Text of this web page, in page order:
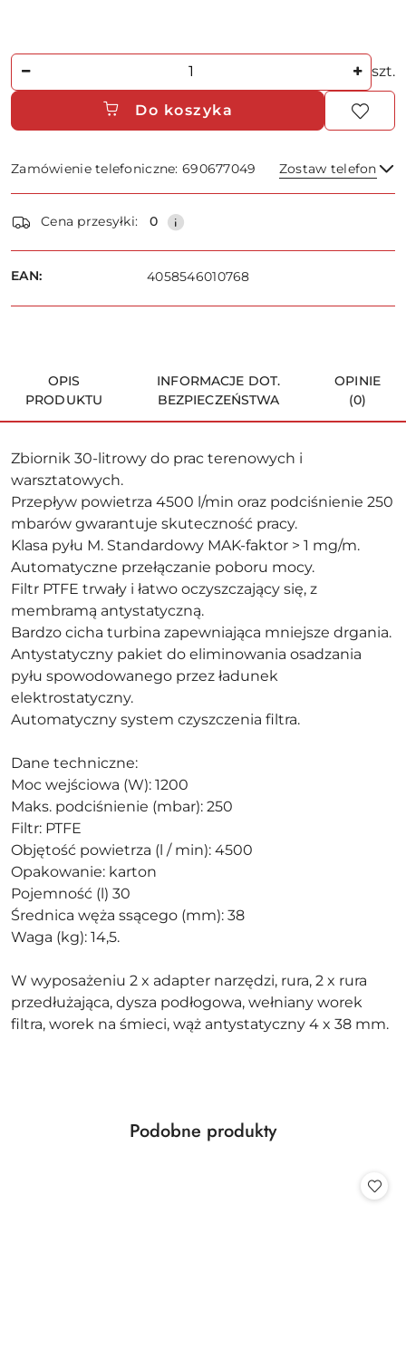
Ilość szt.
Do koszyka
Zamówienie telefoniczne: 690677049 Zostaw telefon
Wyślij
i
dostawa
Cena przesyłki: 0
EAN: 4058546010768
OPIS
PRODUKTU
INFORMACJE DOT.
BEZPIECZEŃSTWA
OPINIE
(0)
Zbiornik 30-litrowy do prac terenowych i
warsztatowych.
Przepływ powietrza 4500 l/min oraz podciśnienie 250
mbarów gwarantuje skuteczność pracy.
Klasa pyłu M. Standardowy MAK-faktor > 1 mg/m.
Automatyczne przełączanie poboru mocy.
Filtr PTFE trwały i łatwo oczyszczający się, z
membramą antystatyczną.
Bardzo cicha turbina zapewniająca mniejsze drgania.
Antystatyczny pakiet do eliminowania osadzania
pyłu spowodowanego przez ładunek
elektrostatyczny.
Automatyczny system czyszczenia filtra.
Dane techniczne:
Moc wejściowa (W): 1200
Maks. podciśnienie (mbar): 250
Filtr: PTFE
Objętość powietrza (l / min): 4500
Opakowanie: karton
Pojemność (l) 30
Średnica węża ssącego (mm): 38
Waga (kg): 14,5.
W wyposażeniu 2 x adapter narzędzi, rura, 2 x rura
przedłużająca, dysza podłogowa, wełniany worek
filtra, worek na śmieci, wąż antystatyczny 4 x 38 mm.
Pomiń karuzelę produktów
Produkty
Podobne produkty